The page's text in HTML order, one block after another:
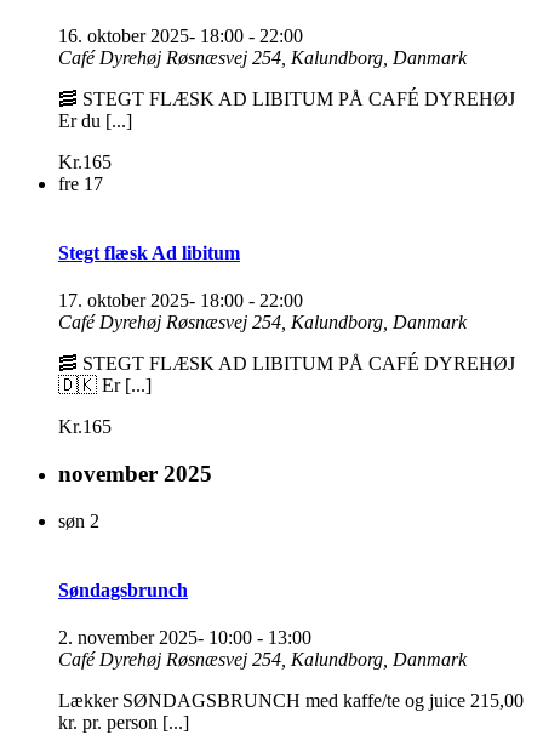
16. oktober 2025- 18:00 - 22:00
Café Dyrehøj Røsnæsvej 254, Kalundborg, Danmark
🥓 STEGT FLÆSK AD LIBITUM PÅ CAFÉ DYREHØJ
Er du [...]
Kr.165
fre 17
Stegt flæsk Ad libitum
17. oktober 2025- 18:00 - 22:00
Café Dyrehøj Røsnæsvej 254, Kalundborg, Danmark
🥓 STEGT FLÆSK AD LIBITUM PÅ CAFÉ DYREHØJ
🇩🇰 Er [...]
Kr.165
november 2025
søn 2
Søndagsbrunch
2. november 2025- 10:00 - 13:00
Café Dyrehøj Røsnæsvej 254, Kalundborg, Danmark
Lækker SØNDAGSBRUNCH med kaffe/te og juice 215,00
kr. pr. person [...]